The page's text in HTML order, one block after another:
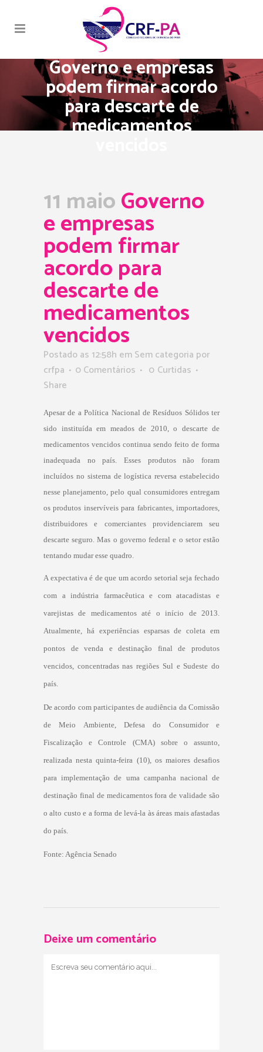
Governo e empresas
podem firmar acordo
para descarte de
medicamentos
11 maioGoverno
e empresas
podem firmar
acordo para
descarte de
medicamentos
vencidos
Postado as 12:58h em Sem categoria por
crfpa
0 Comentários 0 Curtidas
Share
Apesar de a Política Nacional de Resíduos Sólidos ter
sido instituída em meados de 2010, o descarte de
medicamentos vencidos continua sendo feito de forma
inadequada no país. Esses produtos não foram
incluídos no sistema de logística reversa estabelecido
nesse planejamento, pelo qual consumidores entregam
os produtos inservíveis para fabricantes, importadores,
distribuidores e comerciantes providenciarem seu
descarte seguro. Mas o governo federal e o setor estão
tentando mudar esse quadro.
A expectativa é de que um acordo setorial seja fechado
com a indústria farmacêutica e com atacadistas e
varejistas de medicamentos até o início de 2013.
Atualmente, há experiências esparsas de coleta em
pontos de venda e destinação final de produtos
vencidos, concentradas nas regiões Sul e Sudeste do
país.
De acordo com participantes de audiência da Comissão
de Meio Ambiente, Defesa do Consumidor e
Fiscalização e Controle (CMA) sobre o assunto,
realizada nesta quinta-feira (10), os maiores desafios
para implementação de uma campanha nacional de
destinação final de medicamentos fora de validade são
o alto custo e a forma de levá-la às áreas mais afastadas
do país.
Fonte: Agência Senado
Deixe um comentário